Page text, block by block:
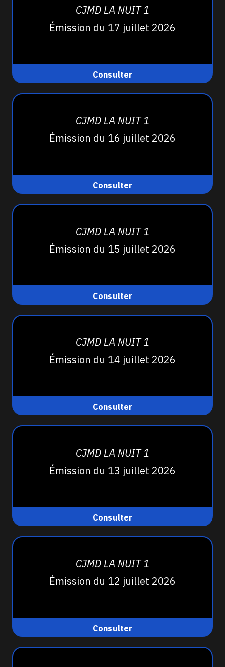
CJMD LA NUIT 1
Émission du 17 juillet 2026
Consulter
CJMD LA NUIT 1
Émission du 16 juillet 2026
Consulter
CJMD LA NUIT 1
Émission du 15 juillet 2026
Consulter
CJMD LA NUIT 1
Émission du 14 juillet 2026
Consulter
CJMD LA NUIT 1
Émission du 13 juillet 2026
Consulter
CJMD LA NUIT 1
Émission du 12 juillet 2026
Consulter